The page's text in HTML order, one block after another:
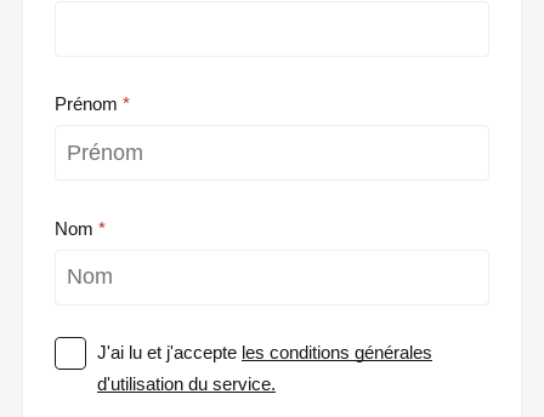
Prénom
Nom
J'ai lu et j'accepte les conditions générales
d'utilisation du service.